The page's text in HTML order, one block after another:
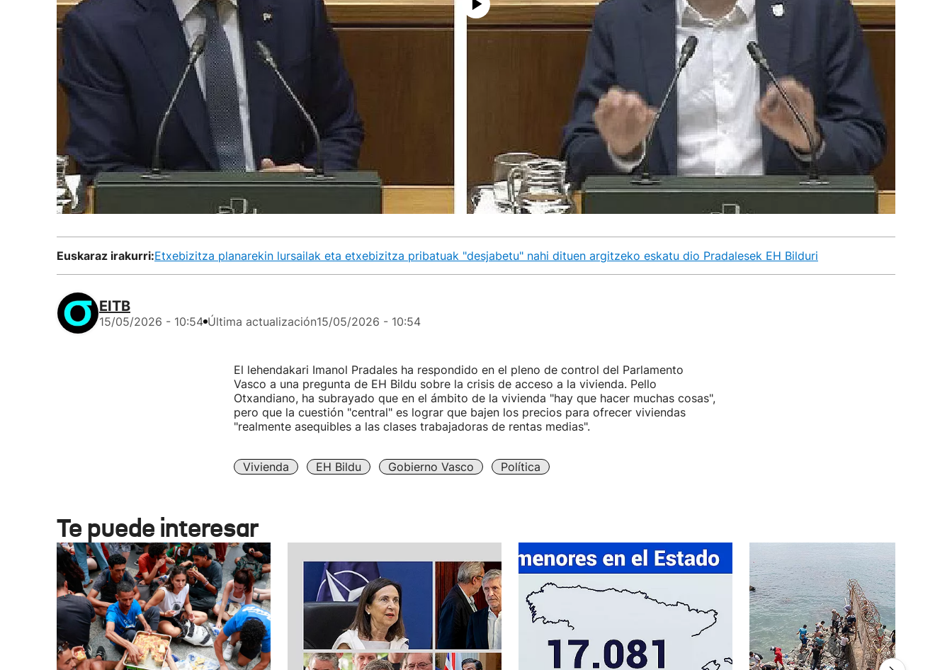
Euskaraz irakurri:Etxebizitza planarekin lursailak eta etxebizitza pribatuak "desjabetu" nahi dituen argitzeko eskatu dio Pradalesek EH Bilduri
EITB
15/05/2026 - 10:54 Última actualización15/05/2026 - 10:54
El lehendakari Imanol Pradales ha respondido en el pleno de control del Parlamento
Vasco a una pregunta de EH Bildu sobre la crisis de acceso a la vivienda. Pello
Otxandiano, ha subrayado que en el ámbito de la vivienda "hay que hacer muchas cosas",
pero que la cuestión "central" es lograr que bajen los precios para ofrecer viviendas
"realmente asequibles a las clases trabajadoras de rentas medias".
Vivienda EH Bildu Gobierno Vasco Política
Te puede interesar